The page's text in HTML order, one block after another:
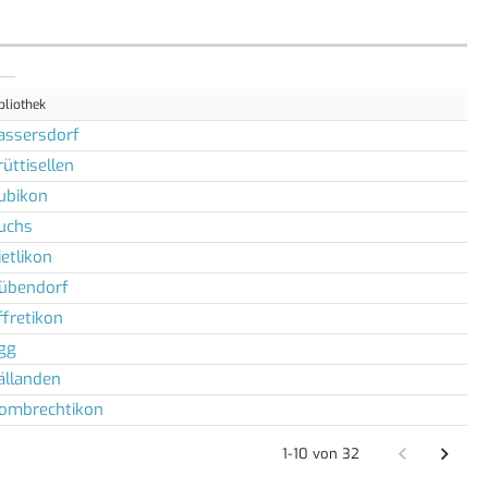
1-10 von 32